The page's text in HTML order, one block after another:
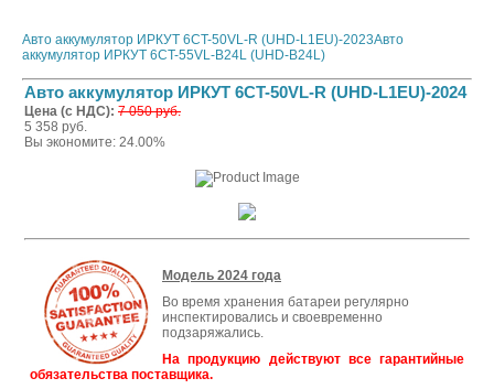
Авто аккумулятор ИРКУТ 6CT-50VL-R (UHD-L1EU)-2023Авто
аккумулятор ИРКУТ 6CT-55VL-B24L (UHD-B24L)
Авто аккумулятор ИРКУТ 6CT-50VL-R (UHD-L1EU)-2024
Цена (с НДС): 7 050 руб.
5 358 руб.
Вы экономите: 24.00%
Модель 2024 года
Во время хранения батареи регулярно
инспектировались и своевременно
подзаряжались.
На продукцию действуют все гарантийные
обязательства поставщика.